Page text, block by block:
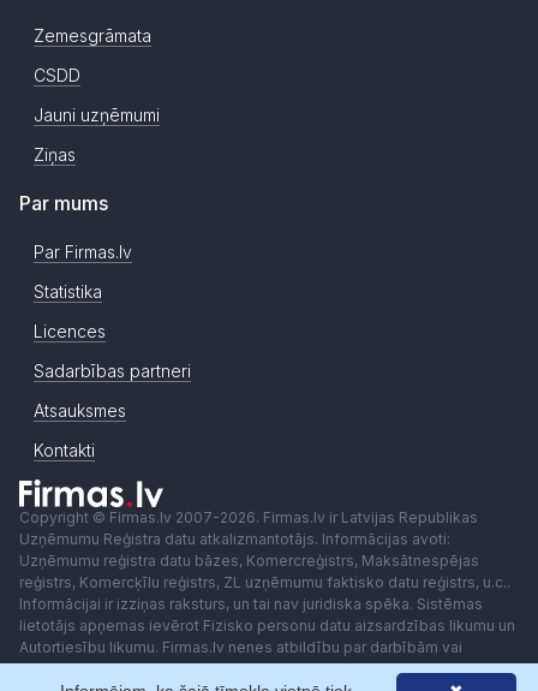
Zemesgrāmata
CSDD
Jauni uzņēmumi
Ziņas
Par mums
Par Firmas.lv
Statistika
Licences
Sadarbības partneri
Atsauksmes
Kontakti
Copyright © Firmas.lv 2007-2026. Firmas.lv ir Latvijas Republikas
Uzņēmumu Reģistra datu atkalizmantotājs. Informācijas avoti:
Uzņēmumu reģistra datu bāzes, Komercreģistrs, Maksātnespējas
reģistrs, Komercķīlu reģistrs, ZL uzņēmumu faktisko datu reģistrs, u.c..
Informācijai ir izziņas raksturs, un tai nav juridiska spēka. Sistēmas
lietotājs apņemas ievērot Fizisko personu datu aizsardzības likumu un
Autortiesību likumu. Firmas.lv nenes atbildību par darbībām vai
lēmumiem, kas balstīti uz saņemto pakalpojumu. Lietotājam aizliegts